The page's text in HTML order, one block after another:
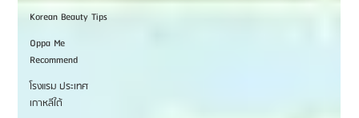
Korean Beauty Tips
Oppa Me
Recommend
โรงแรม ประเทศ
เกาหลีใต้